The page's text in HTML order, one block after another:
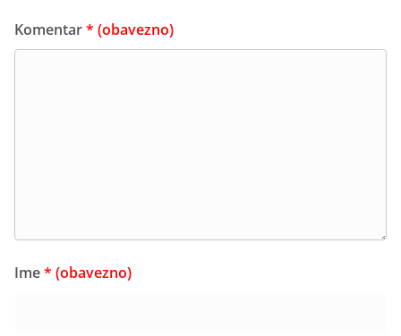
Komentar* (obavezno)
Ime* (obavezno)